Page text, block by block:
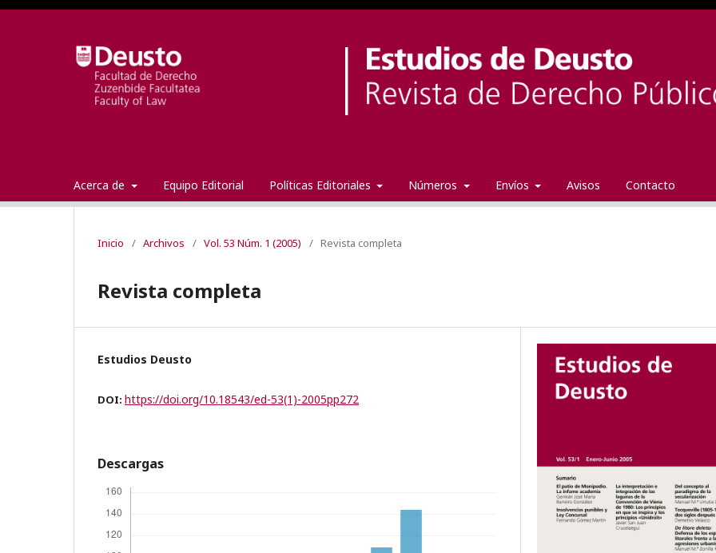
Acerca de Equipo Editorial Políticas Editoriales Números Envíos Avisos Contacto
Inicio / Archivos / Vol. 53 Núm. 1 (2005) / Revista completa
Revista completa
Estudios Deusto
DOI: https://doi.org/10.18543/ed-53(1)-2005pp272
Descargas